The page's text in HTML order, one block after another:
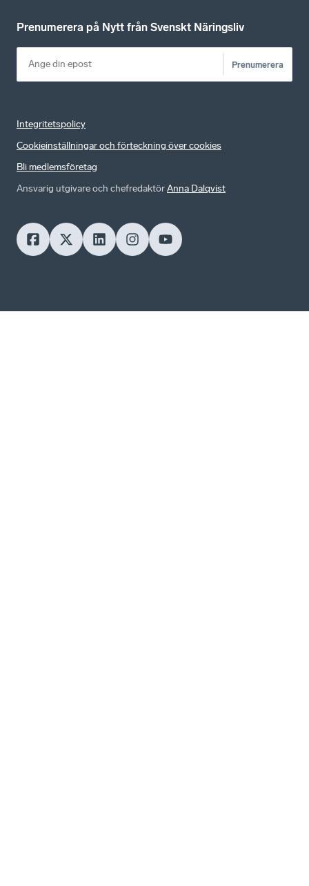
Prenumerera på Nytt från Svenskt Näringsliv
Prenumerera
Integritetspolicy
Cookieinställningar och förteckning över cookies
Bli medlemsföretag
Ansvarig utgivare och chefredaktörAnna Dalqvist